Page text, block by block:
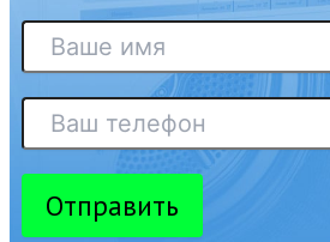
Отправить